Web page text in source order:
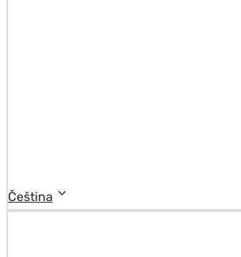
Čeština